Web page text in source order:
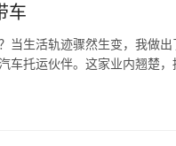
车
当生活轨迹骤然生变，我做
车托运伙伴。这家业内翘楚